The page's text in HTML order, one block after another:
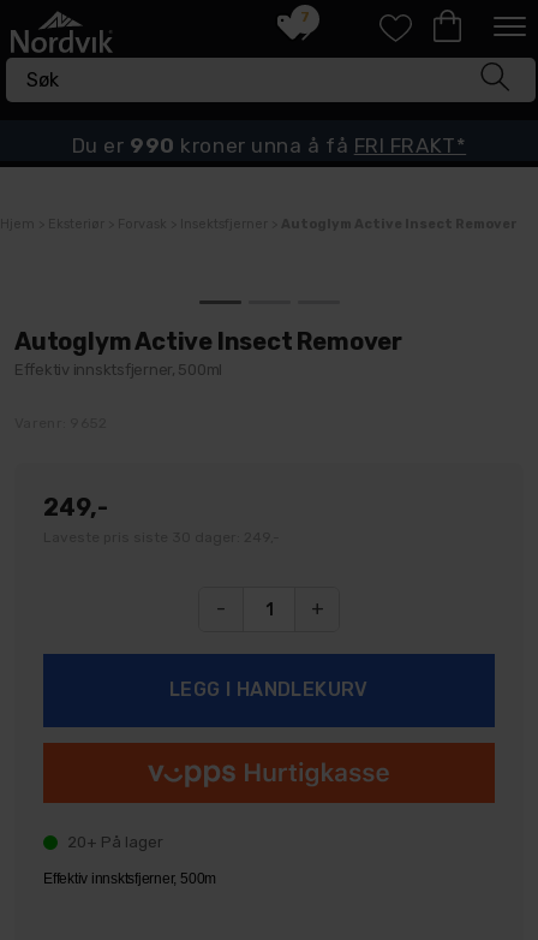
7
Du er 990 kroner unna å få FRI FRAKT*
Autoglym Active Insect Remover
Effektiv innsktsfjerner, 500ml
249,-
- +
20+ På lager
Effektiv innsktsfjerner, 500m